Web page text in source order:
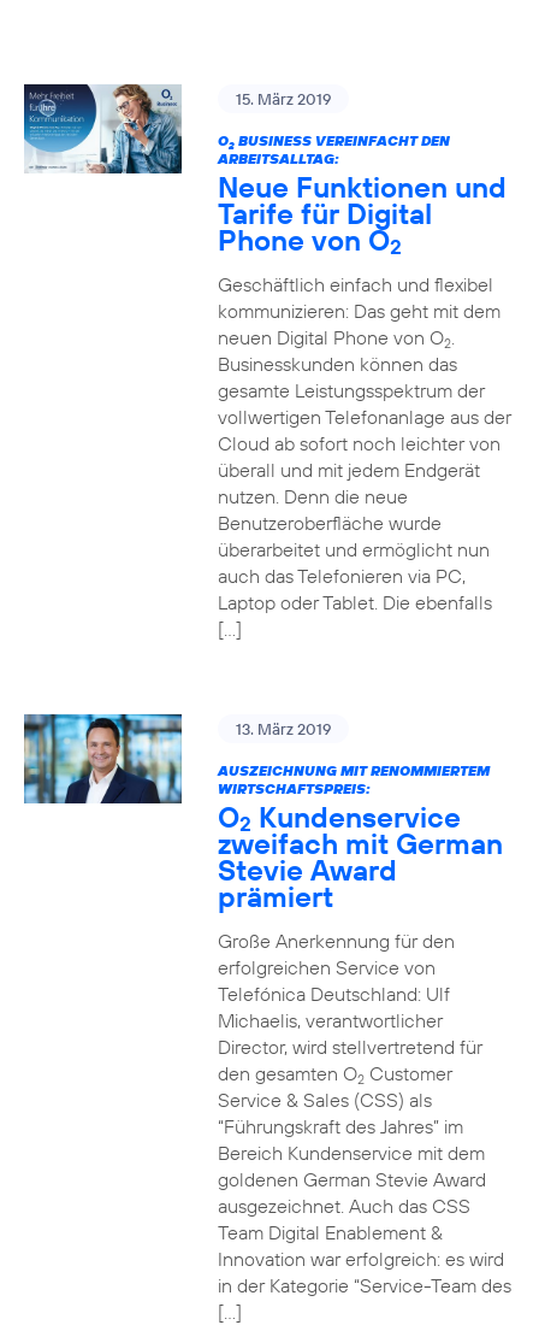
15. März 2019
O2BUSINESS VEREINFACHT DEN
ARBEITSALLTAG:
Neue Funktionen und
Tarife für Digital
Phone von O2
Geschäftlich einfach und flexibel
kommunizieren: Das geht mit dem
neuen Digital Phone von O2.
Businesskunden können das
gesamte Leistungsspektrum der
vollwertigen Telefonanlage aus der
Cloud ab sofort noch leichter von
überall und mit jedem Endgerät
nutzen. Denn die neue
Benutzeroberfläche wurde
überarbeitet und ermöglicht nun
auch das Telefonieren via PC,
Laptop oder Tablet. Die ebenfalls
[…]
13. März 2019
AUSZEICHNUNG MIT RENOMMIERTEM
WIRTSCHAFTSPREIS:
O2 Kundenservice
zweifach mit German
Stevie Award
prämiert
Große Anerkennung für den
erfolgreichen Service von
Telefónica Deutschland: Ulf
Michaelis, verantwortlicher
Director, wird stellvertretend für
den gesamten O2Customer
Service & Sales (CSS) als
“Führungskraft des Jahres” im
Bereich Kundenservice mit dem
goldenen German Stevie Award
ausgezeichnet. Auch das CSS
Team Digital Enablement &
Innovation war erfolgreich: es wird
in der Kategorie “Service-Team des
[…]